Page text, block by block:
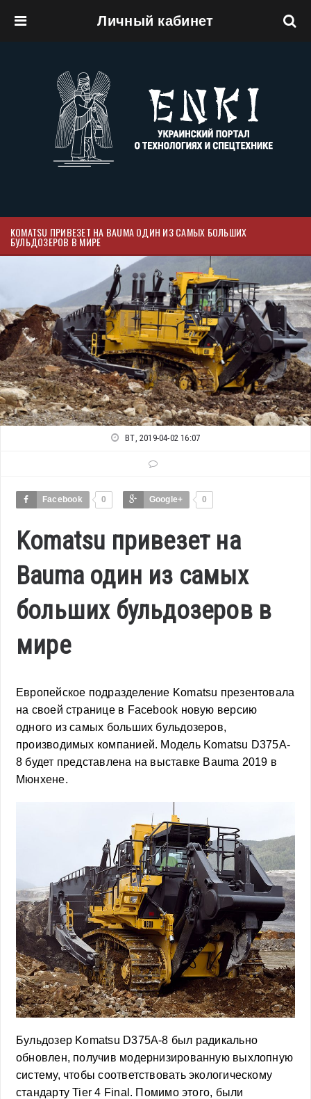
Личный кабинет
KOMATSU ПРИВЕЗЕТ НА BAUMA ОДИН ИЗ САМЫХ БОЛЬШИХ
БУЛЬДОЗЕРОВ В МИРЕ
ВТ, 2019-04-02 16:07
Facebook 0 Google+ 0
Komatsu привезет на
Bauma один из самых
больших бульдозеров в
мире
Европейское подразделение Komatsu презентовала
на своей странице в Facebook новую версию
одного из самых больших бульдозеров,
производимых компанией. Модель Komatsu D375A-
8 будет представлена на выставке Bauma 2019 в
Мюнхене.
Бульдозер Komatsu D375A-8 был радикально
обновлен, получив модернизированную выхлопную
систему, чтобы соответствовать экологическому
стандарту Tier 4 Final. Помимо этого, были